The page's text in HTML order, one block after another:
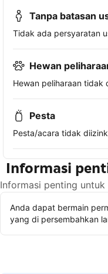
Tanpa batasan
Tidak ada persyaratan
Hewan
Hewan peliharaan tidak
Pesta
Pesta/acara tidak
Informasi
Informasi penting
Anda dapat bermain
yang di persembahkan